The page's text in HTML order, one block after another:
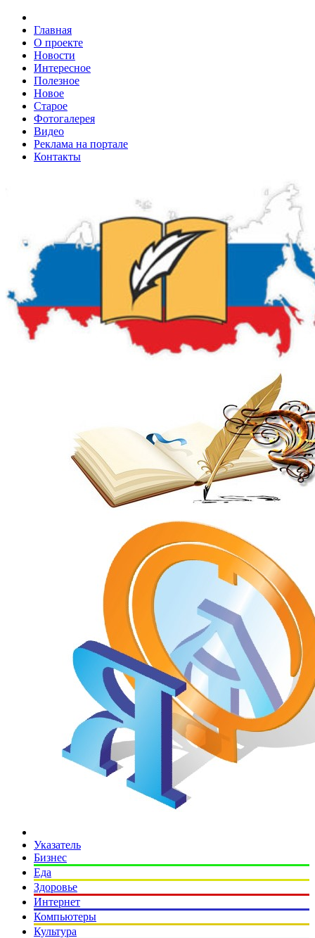
Главная
О проекте
Новости
Интересное
Полезное
Новое
Старое
Фотогалерея
Видео
Реклама на портале
Контакты
Указатель
Бизнес
Еда
Здоровье
Интернет
Компьютеры
Культура